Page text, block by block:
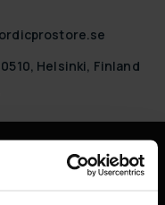
Helsinki, Finland